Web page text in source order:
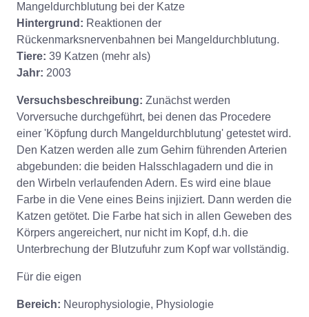
Mangeldurchblutung bei der Katze
Hintergrund: Reaktionen der
Rückenmarksnervenbahnen bei Mangeldurchblutung.
Tiere: 39 Katzen (mehr als)
Jahr: 2003
Versuchsbeschreibung: Zunächst werden
Vorversuche durchgeführt, bei denen das Procedere
einer 'Köpfung durch Mangeldurchblutung' getestet wird.
Den Katzen werden alle zum Gehirn führenden Arterien
abgebunden: die beiden Halsschlagadern und die in
den Wirbeln verlaufenden Adern. Es wird eine blaue
Farbe in die Vene eines Beins injiziert. Dann werden die
Katzen getötet. Die Farbe hat sich in allen Geweben des
Körpers angereichert, nur nicht im Kopf, d.h. die
Unterbrechung der Blutzufuhr zum Kopf war vollständig.
Für die eigen
Bereich: Neurophysiologie, Physiologie